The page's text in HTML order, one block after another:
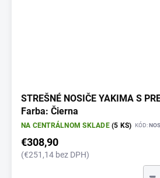
STREŠNÉ NOSIČE YAKIMA S
Farba: Čierna
NA CENTRÁLNOM SKLADE(5 KS) KÓD:
€308,90
(€251,14 bez DPH)